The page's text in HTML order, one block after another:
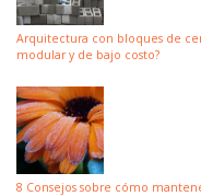
Arquitectura con bloques de
modular y de bajo costo?
8 Consejos sobre cómo